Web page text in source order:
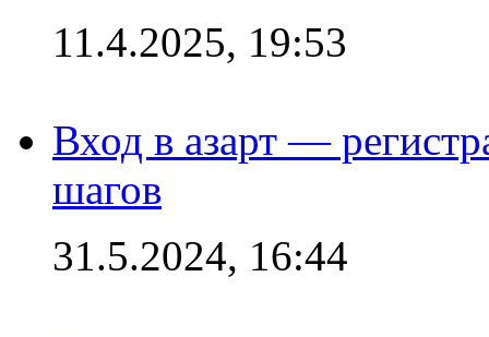
11.4.2025, 19:53
Вход в азарт —
шагов
31.5.2024, 16:44